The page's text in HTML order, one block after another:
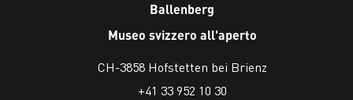
Ballenberg
Museo svizzero all'aperto
CH-3858 Hofstetten bei Brienz
+41 33 952 10 30